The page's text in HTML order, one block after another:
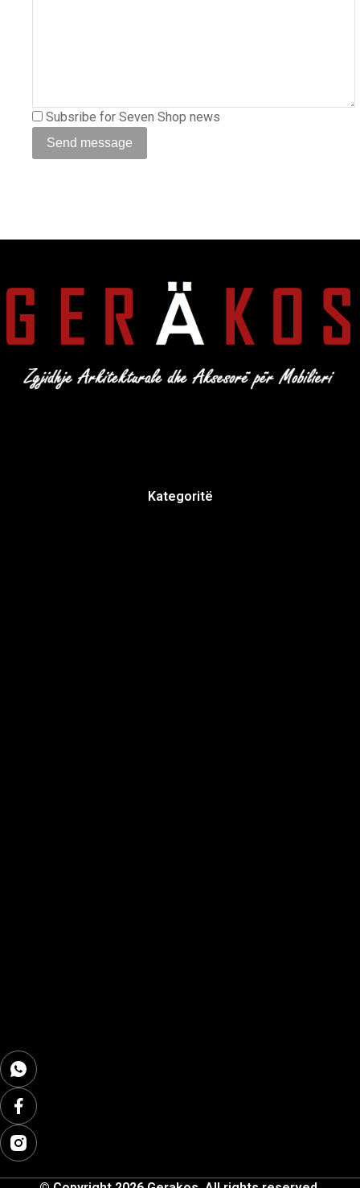
Subsribe for Seven Shop news
Send message
Kategoritë